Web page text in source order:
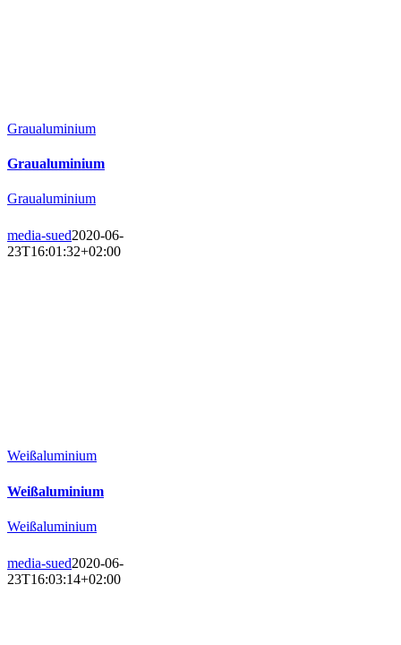
Graualuminium
Graualuminium
Graualuminium
media-sued2020-06-
23T16:01:32+02:00
Weißaluminium
Weißaluminium
Weißaluminium
media-sued2020-06-
23T16:03:14+02:00